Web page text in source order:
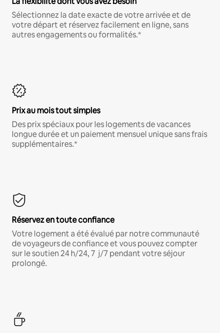
Sélectionnez la date exacte de votre arrivée et de
votre départ et réservez facilement en ligne, sans
autres engagements ou formalités.*
Prix au mois tout simples
Des prix spéciaux pour les logements de vacances
longue durée et un paiement mensuel unique sans frais
supplémentaires.*
Réservez en toute confiance
Votre logement a été évalué par notre communauté
de voyageurs de confiance et vous pouvez compter
sur le soutien 24 h/24, 7 j/7 pendant votre séjour
prolongé.